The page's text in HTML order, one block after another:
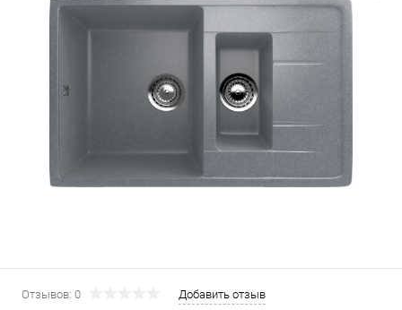
Отзывов: 0
Добавить отзыв